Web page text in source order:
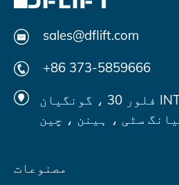
sales@dflift.com
+86 373-5859666
فلور 30 ، گونگیان INT'I بلڈنگ ، جنسوئی
سٹی ، ہینن ، چین
مصنوعات